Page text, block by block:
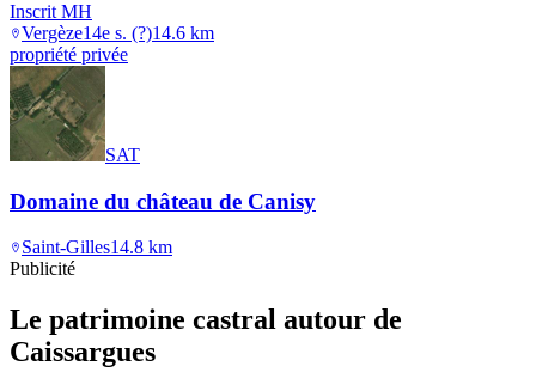
Inscrit MH
Vergèze14e s. (?)14.6 km
propriété privée
SAT
Domaine du château de Canisy
Saint-Gilles14.8 km
Publicité
Le patrimoine castral autour de
Caissargues